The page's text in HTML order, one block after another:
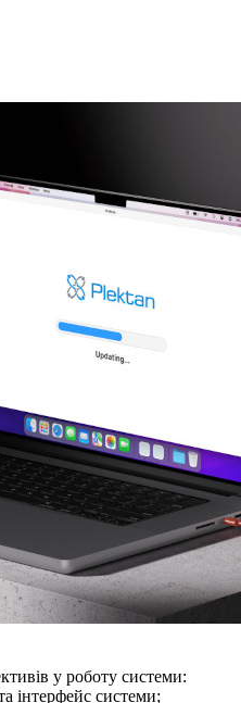
у роботу системи:
інтерфейс системи;